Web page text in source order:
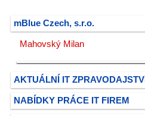
mBlue Czech, s.r.o.
Mahovský Milan
AKTUÁLNÍ IT ZPRAVODAJSTVÍ
NABÍDKY PRÁCE IT FIREM